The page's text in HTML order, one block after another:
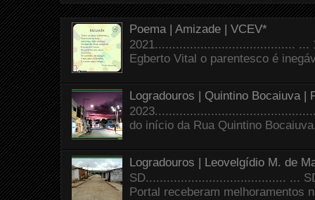
Poema | Amizade | VCEV*
2021........................................ ...
Egberto Vital o parentesco é
Logradouros | Quintino Bocaiuva |
do início da Rua Quintino
Logradouros | Leovelgídio M. de
SD........................................ ...
Portal receberam melhoramentos